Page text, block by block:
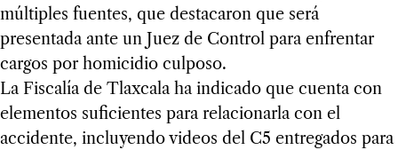
múltiples fuentes, que destacaron que será
presentada ante un Juez de Control para enfrentar
cargos por homicidio culposo.
La Fiscalía de Tlaxcala ha indicado que cuenta con
elementos suficientes para relacionarla con el
accidente, incluyendo videos del C5 entregados para